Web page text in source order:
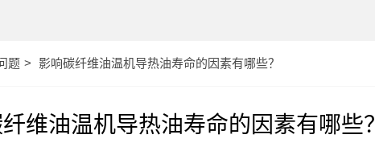
题 影响碳纤维油温机导热油寿命的因素有哪些？
维油温机导热油寿命的因素有哪些？